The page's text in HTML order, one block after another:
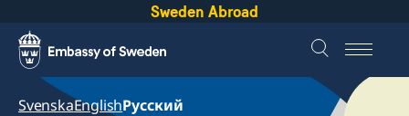
Sweden Abroad
SvenskaEnglishРусский